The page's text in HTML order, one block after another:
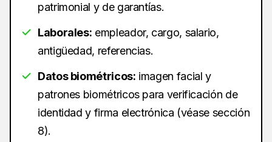
patrimonial y de garantías.
Laborales: empleador, cargo, salario,
antigüedad, referencias.
Datos biométricos: imagen facial y
patrones biométricos para verificación de
identidad y firma electrónica (véase sección
8).